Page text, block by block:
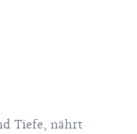
Tiefe, nährt